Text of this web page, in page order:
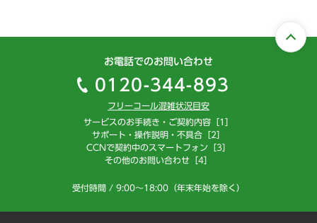
お電話でのお問い合わせ
0120-344-893
フリーコール混雑状況目安
サービスのお手続き・ご契約内容［1］
サポート・操作説明・不具合［2］
CCNで契約中のスマートフォン［3］
その他のお問い合わせ［4］
受付時間 / 9:00～18:00（年末年始を除く）